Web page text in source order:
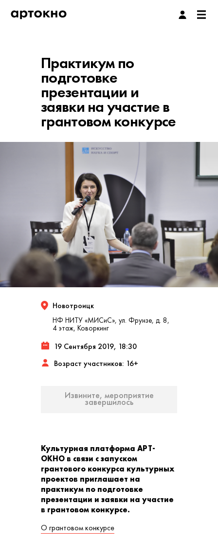
Практикум по
подготовке
презентации и
заявки на участие в
грантовом конкурсе
Новотроицк
НФ НИТУ «МИСиС», ул. Фрунзе, д. 8,
4 этаж, Коворкинг
19 Сентября 2019, 18:30
Возраст участников: 16+
Извините, мероприятие
завершилось
Культурная платформа АРТ-
ОКНО в связи с запуском
грантового конкурса культурных
проектов приглашает на
практикум по подготовке
презентации и заявки на участие
в грантовом конкурсе.
О грантовом конкурсе